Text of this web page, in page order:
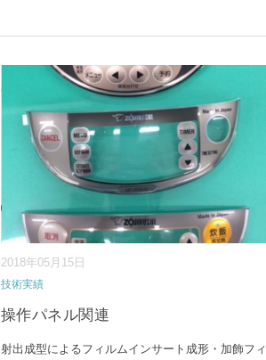
2018年05月15日
技術実績
操作パネル関連
射出成型によるフィルムインサート成形・加飾フィ